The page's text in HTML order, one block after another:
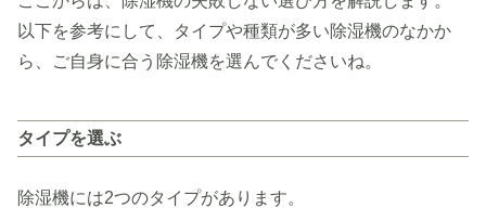
以下を参考にして、タイプや種類が多い除湿機のなかか
ら、ご自身に合う除湿機を選んでくださいね。
タイプを選ぶ
除湿機には2つのタイプがあります。